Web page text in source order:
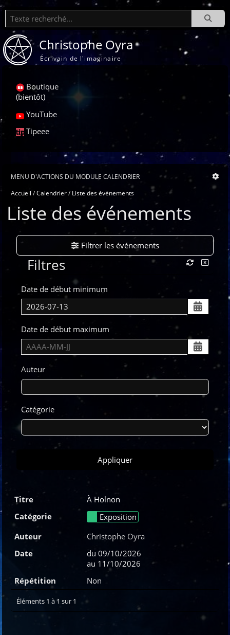
Recherche
Christophe Oyra
Écrivain de l'imaginaire
Boutique
(bientôt)
YouTube
Tipeee
MENU D'ACTIONS DU MODULE CALENDRIER
Accueil Calendrier Liste des événements
Liste des événements
Filtrer les événements
Filtres
Date de début minimum
Date de début maximum
Auteur
Catégorie
Appliquer
À Holnon
Exposition
Christophe Oyra
du 09/10/2026
au 11/10/2026
Non
Éléments 1 à 1 sur 1